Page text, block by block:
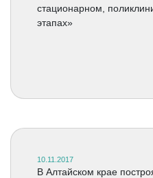
стационарном,
этапах»
10.11.2017
В Алтайском крае